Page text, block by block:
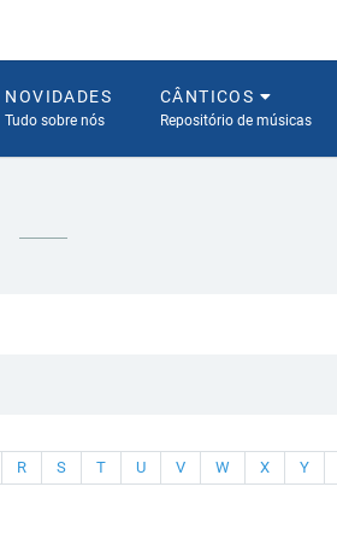
NOVIDADES
Tudo sobre nós
CÂNTICOS
Repositório de músicas
R S T U V W X Y